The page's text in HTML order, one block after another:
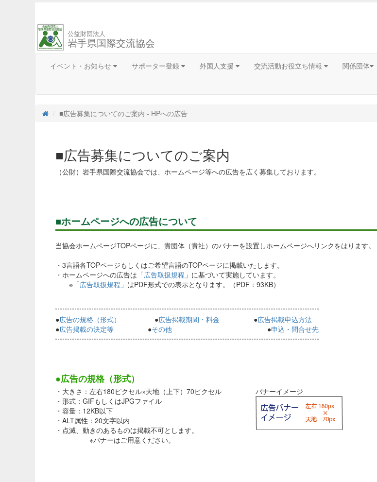
公益財団法人
岩手県国際交流協会
イベント・お知らせ サポーター登録 外国人支援 交流活動お役立ち情報 関係団体
■広告募集についてのご案内 - HPへの広告
■広告募集についてのご案内
（公財）岩手県国際交流協会では、ホームページ等への広告を広く募集しております。
■ホームページへの広告について
当協会ホームページTOPページに、貴団体（貴社）のバナーを設置しホームページへリンクをはります。
・3言語各TOPページもしくはご希望言語のTOPページに掲載いたします。
・ホームページへの広告は「広告取扱規程 」に基づいて実施しています。
※「広告取扱規程 」はPDF形式での表示となります。（PDF：93KB）
●広告の規格（形式） ●広告掲載期間・料金 ●広告掲載申込方法
●広告掲載の決定等 ●その他 ●申込・問合せ先
●広告の規格（形式）
・大きさ：左右180ピクセル×天地（上下）70ピクセル
・形式：GIFもしくはJPGファイル
・容量：12KB以下
・ALT属性：20文字以内
・点滅、動きのあるものは掲載不可とします。
※バナーはご用意ください。
バナーイメージ